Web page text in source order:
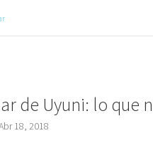
de Uyuni: lo que
18, 2018